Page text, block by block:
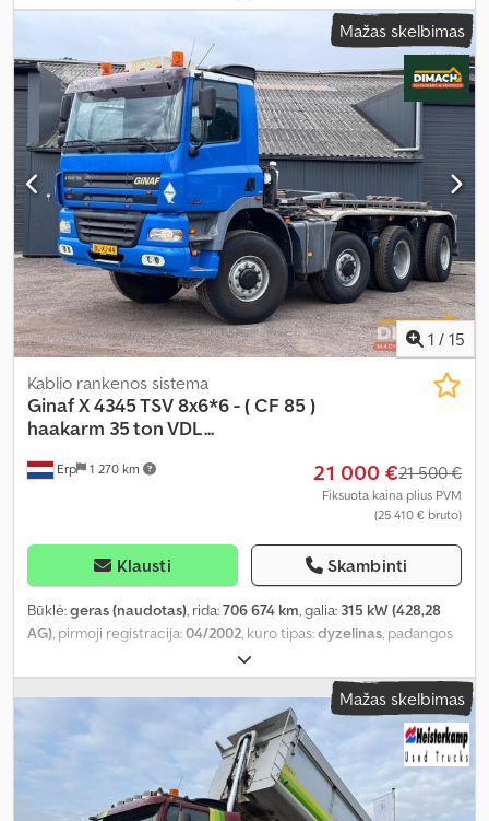
kuras:dyzelinas, vairuotojo kabina:dieninė kabina, pavaros tipas:
, emisijos klasė: plienas-oras, sėdimų
vietų skaičius:
2, bendras ilgis:
2 500
mm, bendras aukštis:3 500 mm, leistina ašies apkrova (ašis 1):
9 000 kg, leistina ašies apkrova (ašis 2):11 500 kg, Gamybos metai:
2013, Įranga:ABS, EBS (Elektroninė stabdžių sistema), elektrinis
langų reguliavimas, kranas, kruizo kontrolė, oro
kondicionavimas,
Mažas skelbimas
1 / 15
Erp 1 270 km
Kablio rankenos sistema
GinafX 4345 TSV 8x6*6 - ( CF 85 )
haakarm 35 ton VDL...
21 000 €21 500 €
Fiksuota kaina plius PVM
(25 410 € bruto)
Klausti Skambinti
Būklė:geras (naudotas), rida:706 674 km, galia: 315 kW (428,28
AG), pirmoji registracija:04/2002, kuro tipas:dyzelinas, padangos
, ašių konfigūracija:
kuras:dyzelinas, spalva:mėlyna, pavaros tipas:mechaninis, pavarų
skaičius:8, emisijos klasė:Euro 3, sėdimų vietų skaičius: 2, bendras
8 700 mm 2 520 mm, leistina ašies apkrova
11 500 kg , leistina ašies apkrova (ašis 2):
, leistina
ašies apkrova (ašis 3):
11 500 kg, Gamybos metai:
Mažas skelbimas